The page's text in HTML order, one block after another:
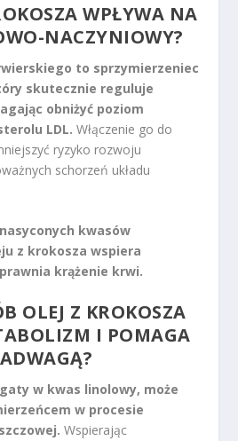
WPŁYWA NA
NACZYNIOWY?
to sprzymierzeniec
skutecznie reguluje
obniżyć poziom
LDL. Włączenie go do
ryzyko rozwoju
schorzeń układu
kwasów
z krokosza wspiera
krążenie krwi.
OLEJ Z KROKOSZA
I POMAGA
w kwas linolowy, może
w procesie
Wspierając